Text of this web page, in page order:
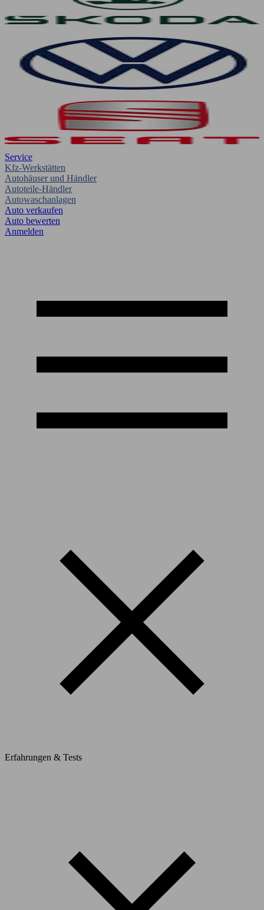
Service
Kfz-Werkstätten
Autohäuser und Händler
Autoteile-Händler
Autowaschanlagen
Auto verkaufen
Auto bewerten
Anmelden
Erfahrungen & Tests